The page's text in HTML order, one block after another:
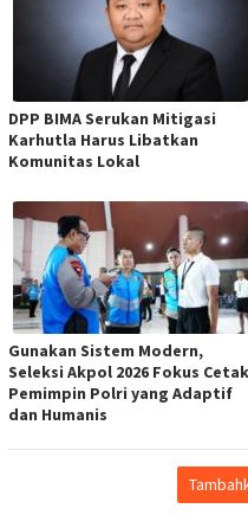
DPP BIMA Serukan Mitigasi
Karhutla Harus Libatkan
Komunitas Lokal
Gunakan Sistem Modern,
Seleksi Akpol 2026 Fokus Cetak
Pemimpin Polri yang Adaptif
dan Humanis